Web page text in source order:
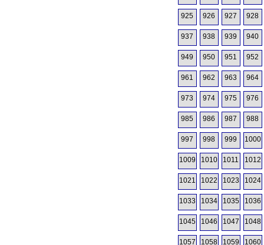
925 926 927 928
937 938 939 940
949 950 951 952
961 962 963 964
973 974 975 976
985 986 987 988
997 998 999 1000
1009 1010 1011 1012
1021 1022 1023 1024
1033 1034 1035 1036
1045 1046 1047 1048
1057 1058 1059 1060